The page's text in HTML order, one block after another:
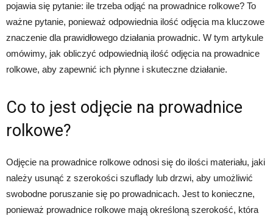
pojawia się pytanie: ile trzeba odjąć na prowadnice rolkowe? To
ważne pytanie, ponieważ odpowiednia ilość odjęcia ma kluczowe
znaczenie dla prawidłowego działania prowadnic. W tym artykule
omówimy, jak obliczyć odpowiednią ilość odjęcia na prowadnice
rolkowe, aby zapewnić ich płynne i skuteczne działanie.
Co to jest odjęcie na prowadnice
rolkowe?
Odjęcie na prowadnice rolkowe odnosi się do ilości materiału, jaki
należy usunąć z szerokości szuflady lub drzwi, aby umożliwić
swobodne poruszanie się po prowadnicach. Jest to konieczne,
ponieważ prowadnice rolkowe mają określoną szerokość, która